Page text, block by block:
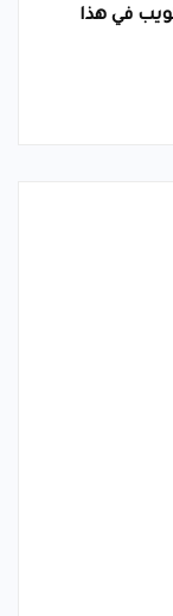
في هذا